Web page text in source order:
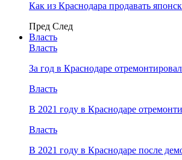
Как из Краснодара продавать
Пред След
Власть
Власть
За год в Краснодаре
Власть
В 2021 году в Краснодаре
Власть
В 2021 году в Краснодаре после